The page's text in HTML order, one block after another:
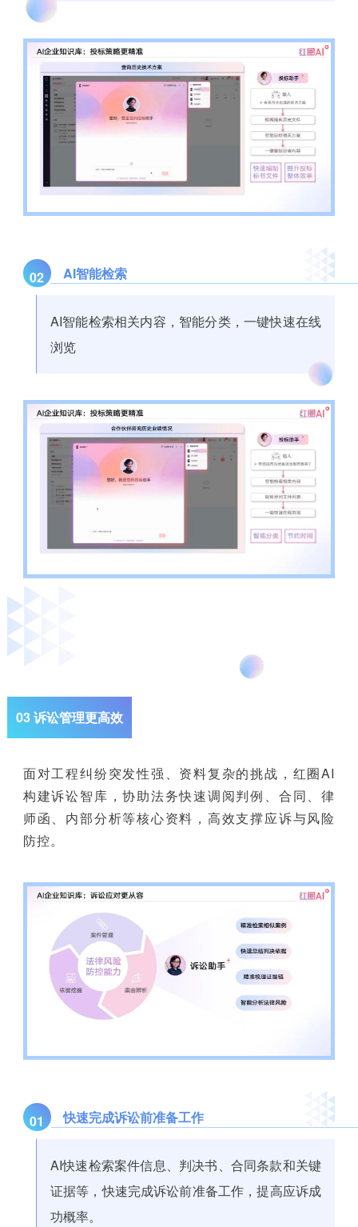
02 AI智能检索
AI智能检索相关内容，智能分类，一键快速在线
浏览
03 诉讼管理更高效
面对工程纠纷突发性强、资料复杂的挑战，红圈AI
构建诉讼智库，协助法务快速调阅判例、合同、律
师函、内部分析等核心资料，高效支撑应诉与风险
防控。
01 快速完成诉讼前准备工作
AI快速检索案件信息、判决书、合同条款和关键
证据等，快速完成诉讼前准备工作，提高应诉成
功概率。